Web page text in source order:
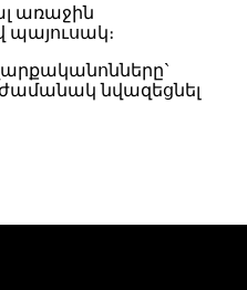
առաջին
պայուսակ։
նվազեցնել